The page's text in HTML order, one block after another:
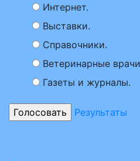
Интернет.
Выставки.
Справочники.
Ветеринарные
Газеты и журналы.
Результаты